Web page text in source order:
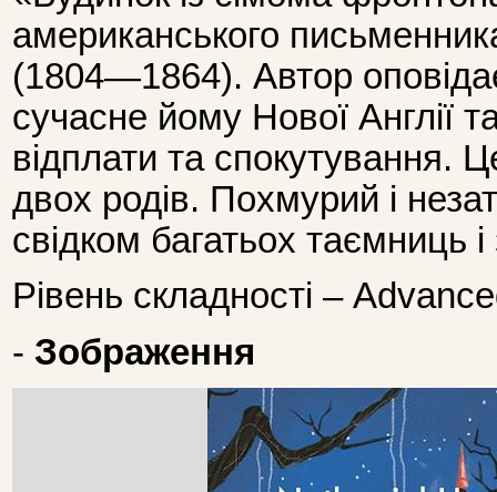
американського
(1804—1864). Автор
сучасне йому Нової Англії
відплати та спокутування.
двох родів. Похмурий і
свідком багатьох таємниць і
Рівень складності –
- Зображення